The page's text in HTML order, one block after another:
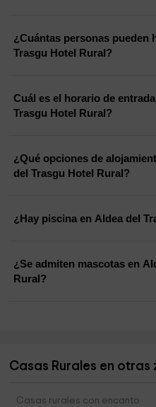
¿Cuántas personas pueden
Trasgu Hotel Rural?
Cuál es el horario de entrada y
Trasgu Hotel Rural?
¿Qué opciones de
del Trasgu Hotel Rural?
¿Hay piscina en Aldea del
¿Se admiten mascotas en
Rural?
Casas Rurales en
Casas rurales con encanto